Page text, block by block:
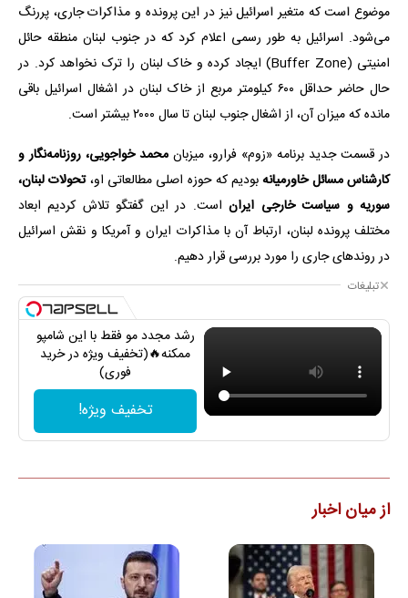
موضوع است که متغیر اسرائیل نیز در این پرونده و مذاکرات جاری، پررنگ
می‌شود. اسرائیل به طور رسمی اعلام کرد که در جنوب لبنان منطقه حائل
امنیتی (Buffer Zone) ایجاد کرده و خاک لبنان را ترک نخواهد کرد. در
حال حاضر حداقل ۶۰۰ کیلومتر مربع از خاک لبنان در اشغال اسرائیل باقی
مانده که میزان آن، از اشغال جنوب لبنان تا سال ۲۰۰۰ بیشتر است.
در قسمت جدید برنامه «زوم» فرارو، میزبان محمد خواجویی، روزنامه‌نگار و
کارشناس مسائل خاورمیانهبودیم که حوزه اصلی مطالعاتی او،تحولات لبنان،
سوریه و سیاست خارجی ایراناست. در این گفتگو تلاش کردیم ابعاد
مختلف پرونده لبنان، ارتباط آن با مذاکرات ایران و آمریکا و نقش اسرائیل
در روندهای جاری را مورد بررسی قرار دهیم.
تبلیغات
رشد مجدد مو فقط با این شامپو
ممکنه🔥(تخفیف ویژه در خرید
فوری)
تخفیف ویژه!
از میان اخبار